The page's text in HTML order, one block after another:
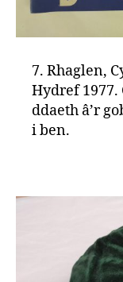
7. Rhaglen,
Hydref
ddaeth â’r
i ben.